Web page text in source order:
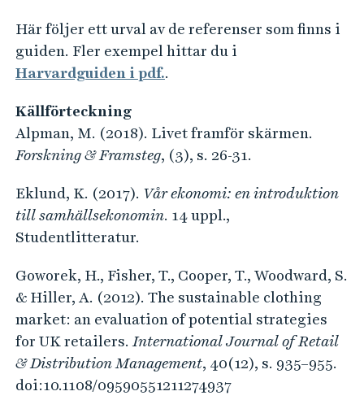
Här följer ett urval av de referenser som finns i
guiden. Fler exempel hittar du i
Harvardguiden i pdf..
Källförteckning
Alpman, M. (2018). Livet framför skärmen.
Forskning & Framsteg, (3), s. 26-31.
Eklund, K. (2017). Vår ekonomi: en introduktion
till samhällsekonomin. 14 uppl.,
Studentlitteratur.
Goworek, H., Fisher, T., Cooper, T., Woodward, S.
& Hiller, A. (2012). The sustainable clothing
market: an evaluation of potential strategies
for UK retailers. International Journal of Retail
& Distribution Management, 40(12), s. 935–955.
doi:10.1108/09590551211274937